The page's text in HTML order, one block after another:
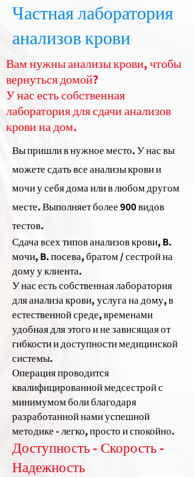
Частная лаборатория
анализов крови
Вам нужны анализы крови, чтобы
вернуться домой?
У нас есть собственная
лаборатория для сдачи анализов
крови на дом.
Вы пришли в нужное место. У нас вы
можете сдать все анализы крови и
мочи у себя дома или в любом другом
месте. Выполняет более 900 видов
тестов.
Сдача всех типов анализов крови, B.
мочи, B. посева, братом / сестрой на
дому у клиента.
У нас есть собственная лаборатория
для анализа крови,услуга на дому, в
естественной среде, временами
удобная для этого и не зависящая от
гибкости и доступности медицинской
системы.
Операция проводится
квалифицированной медсестрой с
минимумом боли благодаря
разработанной нами успешной
методике - легко, просто и спокойно.
Доступность - Скорость -
Надежность